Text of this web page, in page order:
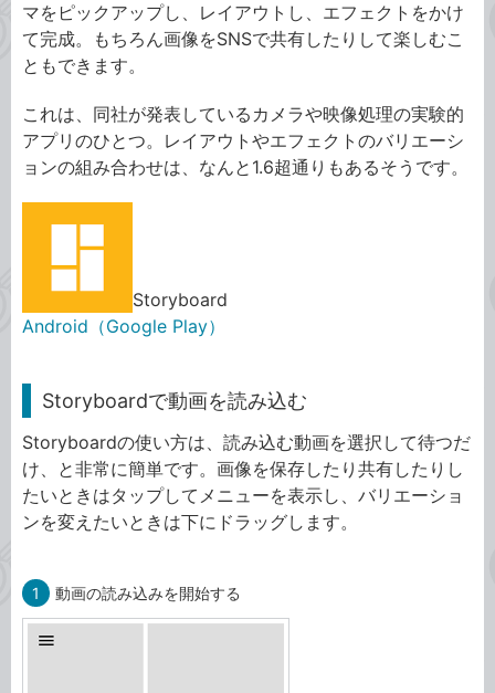
マをピックアップし、レイアウトし、エフェクトをかけ
て完成。もちろん画像をSNSで共有したりして楽しむこ
ともできます。
これは、同社が発表しているカメラや映像処理の実験的
アプリのひとつ。レイアウトやエフェクトのバリエーシ
ョンの組み合わせは、なんと1.6超通りもあるそうです。
Storyboard
Android（Google Play）
Storyboardで動画を読み込む
Storyboardの使い方は、読み込む動画を選択して待つだ
け、と非常に簡単です。画像を保存したり共有したりし
たいときはタップしてメニューを表示し、バリエーショ
ンを変えたいときは下にドラッグします。
1 動画の読み込みを開始する